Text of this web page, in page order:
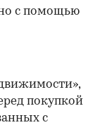
с помощью
покупкой
с